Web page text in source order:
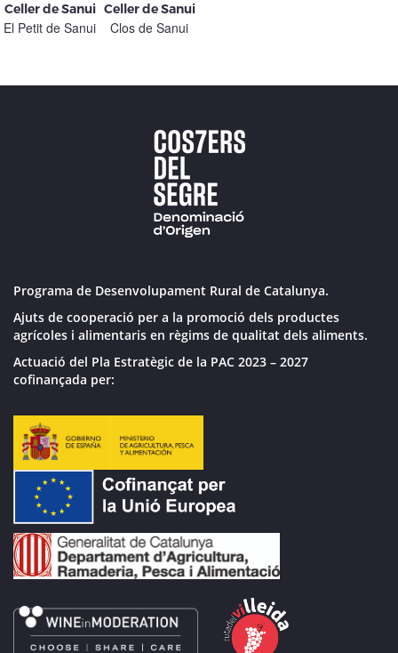
Celler de Sanui
El Petit de Sanui
Celler de Sanui
Clos de Sanui
Programa de Desenvolupament Rural de Catalunya.
Ajuts de cooperació per a la promoció dels productes
agrícoles i alimentaris en règims de qualitat dels aliments.
Actuació del Pla Estratègic de la PAC 2023 – 2027
cofinançada per: